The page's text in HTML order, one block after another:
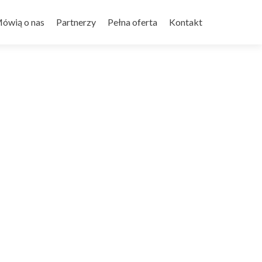
o nas Partnerzy Pełna oferta Kontakt